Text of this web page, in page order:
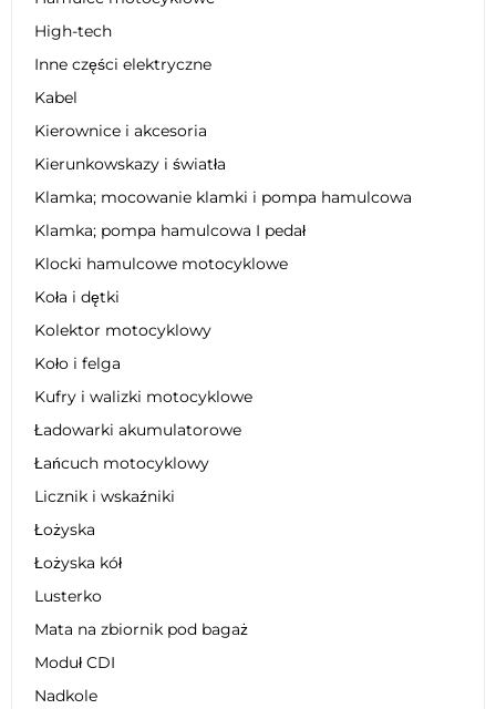
High-tech
Inne części elektryczne
Kabel
Kierownice i akcesoria
Kierunkowskazy i światła
Klamka; mocowanie klamki i pompa hamulcowa
Klamka; pompa hamulcowa I pedał
Klocki hamulcowe motocyklowe
Koła i dętki
Kolektor motocyklowy
Koło i felga
Kufry i walizki motocyklowe
Ładowarki akumulatorowe
Łańcuch motocyklowy
Licznik i wskaźniki
Łożyska
Łożyska kół
Lusterko
Mata na zbiornik pod bagaż
Moduł CDI
Nadkole